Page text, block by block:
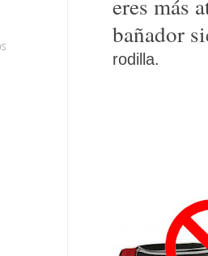
eres más
bañador
rodilla.